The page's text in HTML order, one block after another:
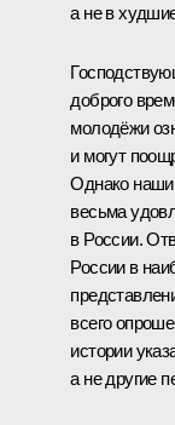
а не в
доброго
молодёжи
и могут
Однако наши
весьма
в России.
России в
всего
истории
а не другие